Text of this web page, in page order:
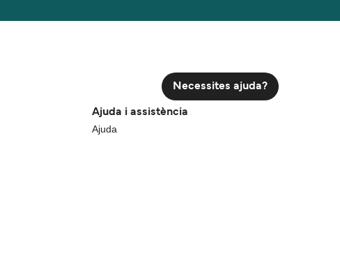
Necessites ajuda?
Ajuda i assistència
Ajuda